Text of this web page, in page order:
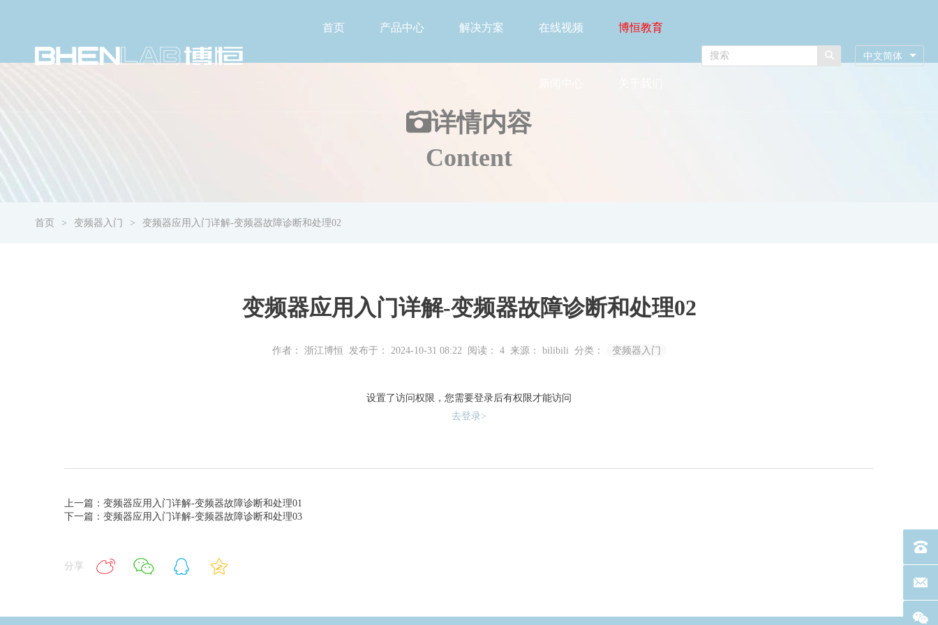
首页 产品中心 解决方案 在线视频 博恒教育
中文简体
详情内容
Content
首页 变频器入门 变频器应用入门详解-变频器故障诊断和处理02
变频器应用入门详解-变频器故障诊断和处理02
作者： 浙江博恒 发布于： 2024-10-31 08:22 阅读： 4 来源： bilibili 分类： 变频器入门
设置了访问权限，您需要登录后有权限才能访问
去登录>
上一篇：变频器应用入门详解-变频器故障诊断和处理01
下一篇：变频器应用入门详解-变频器故障诊断和处理03
分享
电话
联系